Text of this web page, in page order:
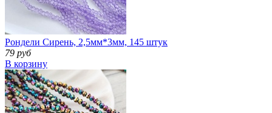
Рондели Сирень, 2,5мм*3мм, 145 штук
79 руб
В корзину